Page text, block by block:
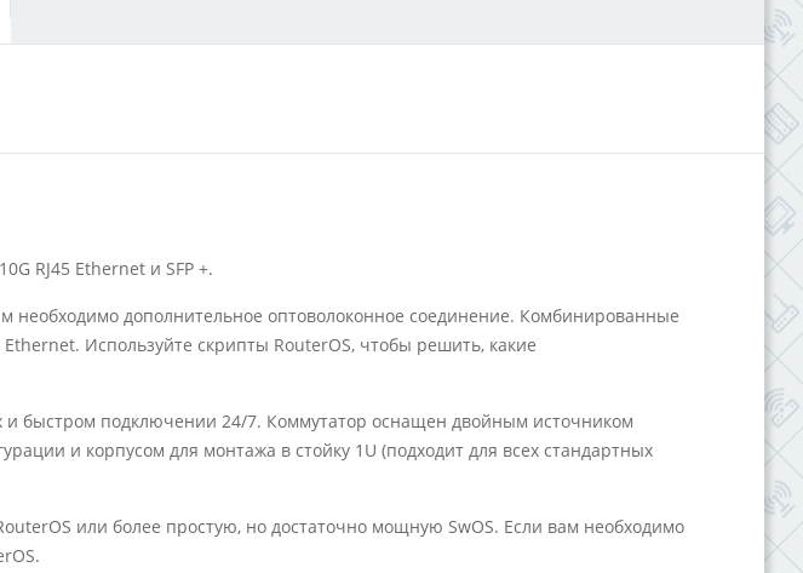
RJ45 Ethernet и SFP +.
необходимо дополнительное оптоволоконное соединение. Комбинированные
Используйте скрипты RouterOS, чтобы решить, какие
быстром подключении 24/7. Коммутатор оснащен двойным источником
и корпусом для монтажа в стойку 1U (подходит для всех стандартных
или более простую, но достаточно мощную SwOS. Если вам необходимо